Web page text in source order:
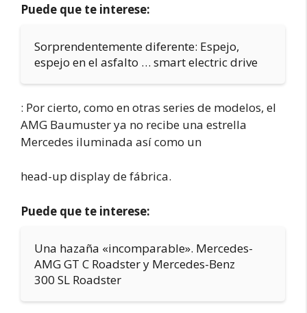
Puede que te interese:
Sorprendentemente diferente: Espejo,
espejo en el asfalto … smart electric drive
: Por cierto, como en otras series de modelos, el
AMG Baumuster ya no recibe una estrella
Mercedes iluminada así como un
head-up display de fábrica.
Puede que te interese:
Una hazaña «incomparable». Mercedes-
AMG GT C Roadster y Mercedes-Benz
300 SL Roadster